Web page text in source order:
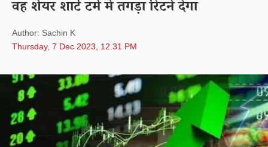
वह शेयर शार्ट टर्म में तगड़ा रिटर्न देगा
Author: Sachin K
Thursday, 7 Dec 2023, 12.31 PM